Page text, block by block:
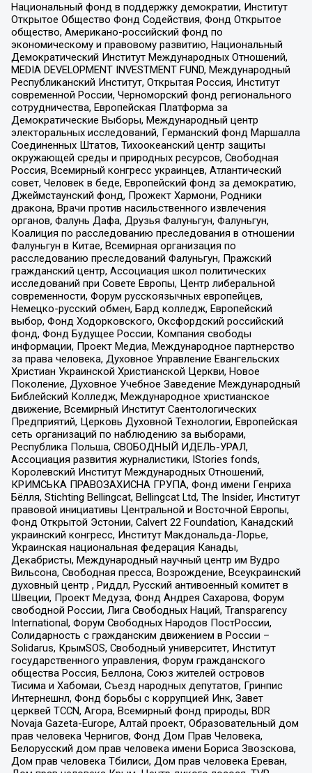
Национальный фонд в поддержку демократии, Институт
Открытое Общество Фонд Содействия, Фонд Открытое
общество, Американо-российский фонд по
экономическому и правовому развитию, Национальный
Демократический Институт Международных Отношений,
MEDIA DEVELOPMENT INVESTMENT FUND, Международный
Республиканский Институт, Открытая Россия, Институт
современной России, Черноморский фонд регионального
сотрудничества, Европейская Платформа за
Демократические Выборы, Международный центр
электоральных исследований, Германский фонд Маршалла
Соединенных Штатов, Тихоокеанский центр защиты
окружающей среды и природных ресурсов, Свободная
Россия, Всемирный конгресс украинцев, Атлантический
совет, Человек в беде, Европейский фонд за демократию,
Джеймстаунский фонд, Прожект Хармони, Родники
дракона, Врачи против насильственного извлечения
органов, Фалунь Дафа, Друзья Фалуньгун, Фалуньгун,
Коалиция по расследованию преследования в отношении
Фалуньгун в Китае, Всемирная организация по
расследованию преследований Фалуньгун, Пражский
гражданский центр, Ассоциация школ политических
исследований при Совете Европы, Центр либеральной
современности, Форум русскоязычных европейцев,
Немецко-русский обмен, Бард колледж, Европейский
выбор, Фонд Ходорковского, Оксфордский российский
фонд, Фонд Будущее России, Компания свободы
информации, Проект Медиа, Международное партнерство
за права человека, Духовное Управление Евангельских
Христиан Украинской Христианской Церкви, Новое
Поколение, Духовное Учебное Заведение Международный
Библейский Колледж, Международное христианское
движение, Всемирный Институт Саентологических
Предприятий, Церковь Духовной Технологии, Европейская
сеть организаций по наблюдению за выборами,
Республика Польша, СВОБОДНЫЙ ИДЕЛЬ-УРАЛ,
Ассоциация развития журналистики, IStories fonds,
Королевский Институт Международных Отношений,
КРИМСЬКА ПРАВОЗАХИСНА ГРУПА, Фонд имени Генриха
Бёлля, Stichting Bellingcat, Bellingcat Ltd, The Insider, Институт
правовой инициативы Центральной и Восточной Европы,
Фонд Открытой Эстонии, Calvert 22 Foundation, Канадский
украинский конгресс, Институт Макдональда-Лорье,
Украинская национальная федерация Канады,
Декабристы, Международный научный центр им Вудро
Вильсона, Свободная пресса, Возрождение, Всеукраинский
духовный центр , Риддл, Русский антивоенный комитет в
Швеции, Проект Медуза, Фонд Андрея Сахарова, Форум
свободной России, Лига Свободных Наций, Transparеncy
International, Форум Свободных Народов ПостРоссии,
Солидарность с гражданским движением в России –
Solidarus, КрымSOS, Свободный университет, Институт
государственного управления, Форум гражданского
общества Россия, Беллона, Союз жителей островов
Тисима и Хабомаи, Съезд народных депутатов, Гринпис
Интернешнл, Фонд борьбы с коррупцией Инк, Завет
церквей TCCN, Агора, Всемирный фонд природы, BDR
Novaja Gazeta-Europe, Алтай проект, Образовательный дом
прав человека Чернигов, Фонд Дом Прав Человека,
Белорусский дом прав человека имени Бориса Звозскова,
Дом прав человека Тбилиси, Дом прав человека Ереван,